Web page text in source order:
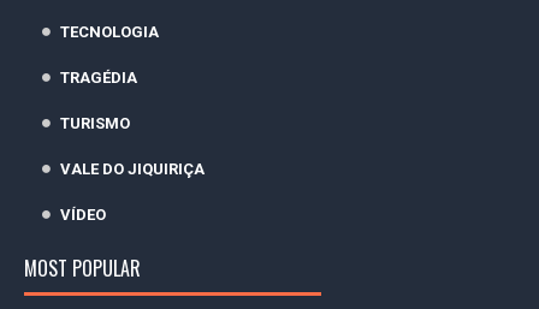
TECNOLOGIA
TRAGÉDIA
TURISMO
VALE DO JIQUIRIÇA
VÍDEO
MOST POPULAR